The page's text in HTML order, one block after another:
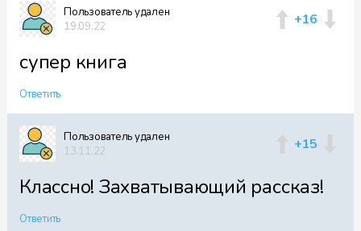
Файл 50
Пользователь удален
19.09.22
+16
супер книга
Ответить
Пользователь удален
13.11.22
+15
Классно! Захватывающий рассказ!
Ответить